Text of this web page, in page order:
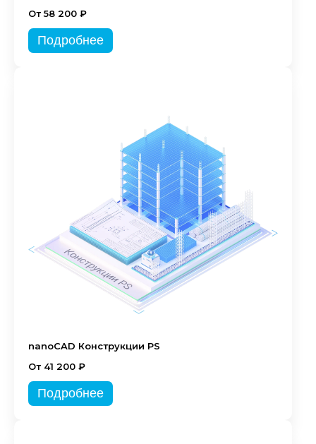
От 58 200 ₽
Подробнее
nanoCAD Конструкции PS
От 41 200 ₽
Подробнее